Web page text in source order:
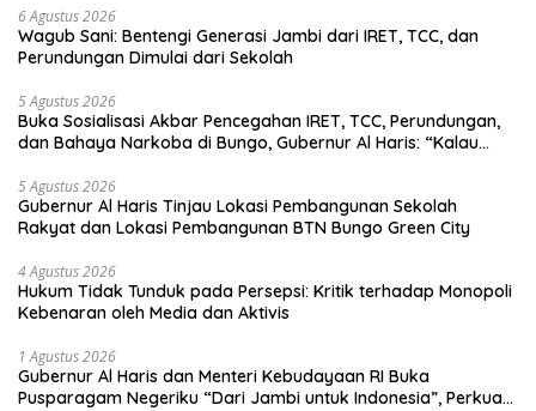
6 Agustus 2026
Wagub Sani: Bentengi Generasi Jambi dari IRET, TCC, dan
Perundungan Dimulai dari Sekolah
5 Agustus 2026
Buka Sosialisasi Akbar Pencegahan IRET, TCC, Perundungan,
dan Bahaya Narkoba di Bungo, Gubernur Al Haris: “Kalau
tangan”
5 Agustus 2026
Gubernur Al Haris Tinjau Lokasi Pembangunan Sekolah
Rakyat dan Lokasi Pembangunan BTN Bungo Green City
4 Agustus 2026
Hukum Tidak Tunduk pada Persepsi: Kritik terhadap Monopoli
Kebenaran oleh Media dan Aktivis
1 Agustus 2026
Gubernur Al Haris dan Menteri Kebudayaan RI Buka
Pusparagam Negeriku “Dari Jambi untuk Indonesia”, Perkuat